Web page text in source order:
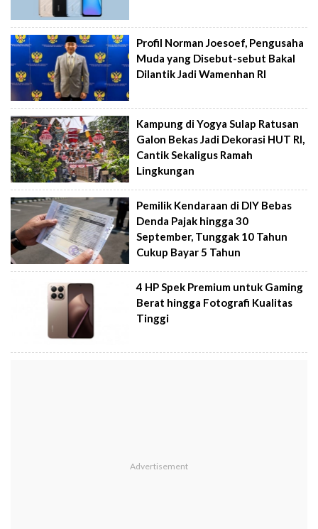
Profil Norman Joesoef, Pengusaha
Muda yang Disebut-sebut Bakal
Dilantik Jadi Wamenhan RI
Kampung di Yogya Sulap Ratusan
Galon Bekas Jadi Dekorasi HUT RI,
Cantik Sekaligus Ramah
Lingkungan
Pemilik Kendaraan di DIY Bebas
Denda Pajak hingga 30
September, Tunggak 10 Tahun
Cukup Bayar 5 Tahun
4 HP Spek Premium untuk Gaming
Berat hingga Fotografi Kualitas
Tinggi